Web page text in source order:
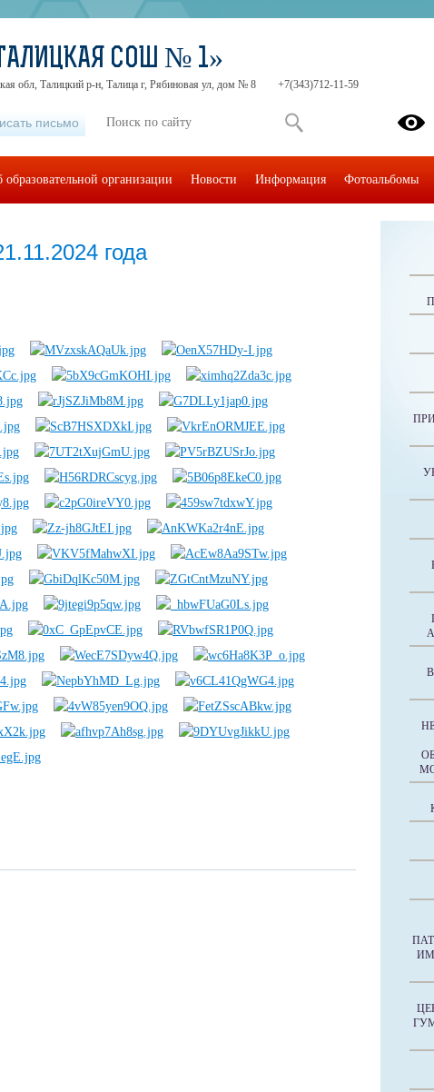
года
СОШ № 1»
обл, Талицкий р-н, Талица г, Рябиновая ул, дом № 8 +7(343)712-11-59
письмо
образовательной организации Новости Информация Фотоальбомы